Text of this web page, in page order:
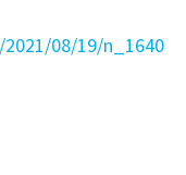
08/19/n_1640